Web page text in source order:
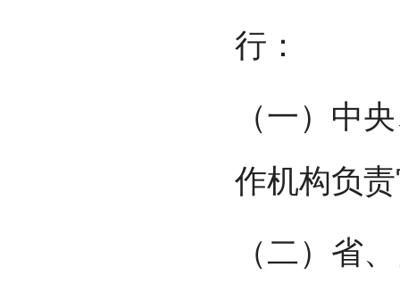
行：
（一）中
作机构负
（二）省